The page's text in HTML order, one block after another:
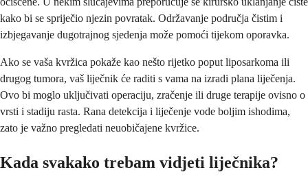
kako bi se spriječio njezin povratak. Održavanje područja čistim i
izbjegavanje dugotrajnog sjedenja može pomoći tijekom oporavka.
Ako se vaša kvržica pokaže kao nešto rijetko poput liposarkoma ili
drugog tumora, vaš liječnik će raditi s vama na izradi plana liječenja.
Ovo bi moglo uključivati operaciju, zračenje ili druge terapije ovisno o
vrsti i stadiju rasta. Rana detekcija i liječenje vode boljim ishodima,
zato je važno pregledati neuobičajene kvržice.
Kada svakako trebam vidjeti liječnika?